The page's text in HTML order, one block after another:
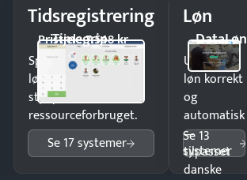
Tidsregistrering
Timegrip
Pristjek: 7.548 kr
Spar tid på
lønberegning og få
styr på
ressourceforbruget.
Se 17 systemer
Løn
DataLøn
Udbetal
løn korrekt
og
automatisk
—
tilpasset
danske
Se 13
systemer